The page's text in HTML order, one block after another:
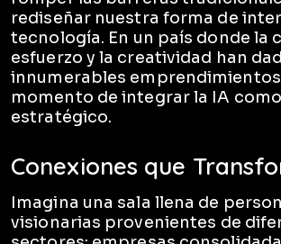
rediseñar nuestra forma de
tecnología. En un país donde la
esfuerzo y la creatividad han
innumerables
momento de integrar la IA
estratégico.
Conexiones que
Imagina una sala llena de
visionarias provenientes de